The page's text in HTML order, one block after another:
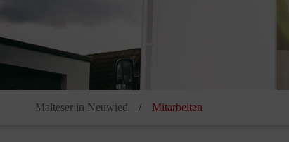
Malteser in Neuwied Mitarbeiten